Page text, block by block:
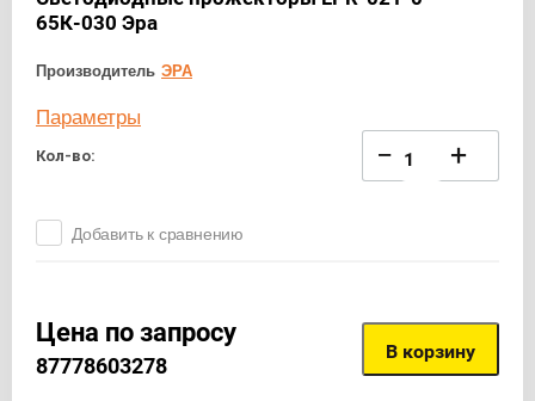
65К-030 Эра
Производитель ЭРА
Параметры
Кол-во: − +
Добавить к сравнению
Цена по запросу
87778603278
В корзину